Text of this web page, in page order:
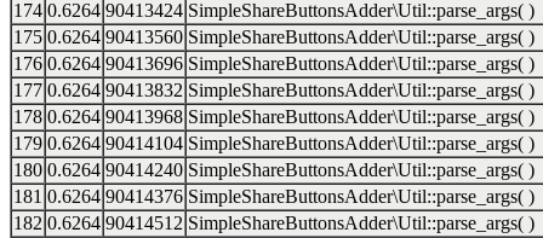
174 0.6264 90413424 SimpleShareButtonsAdder\Util::parse_args( )
175 0.6264 90413560 SimpleShareButtonsAdder\Util::parse_args( )
176 0.6264 90413696 SimpleShareButtonsAdder\Util::parse_args( )
177 0.6264 90413832 SimpleShareButtonsAdder\Util::parse_args( )
178 0.6264 90413968 SimpleShareButtonsAdder\Util::parse_args( )
179 0.6264 90414104 SimpleShareButtonsAdder\Util::parse_args( )
180 0.6264 90414240 SimpleShareButtonsAdder\Util::parse_args( )
181 0.6264 90414376 SimpleShareButtonsAdder\Util::parse_args( )
182 0.6264 90414512 SimpleShareButtonsAdder\Util::parse_args( )